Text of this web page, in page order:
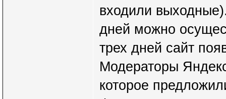
входили
дней можно
трех дней сайт
Модераторы
которое